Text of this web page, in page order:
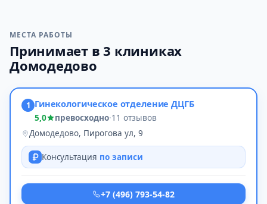
МЕСТА РАБОТЫ
Принимает в 3 клиниках
Домодедово
1 Гинекологическое отделение ДЦГБ
5,0 превосходно·11 отзывов
Домодедово, Пирогова ул, 9
Консультация по записи
+7 (496) 793-54-82